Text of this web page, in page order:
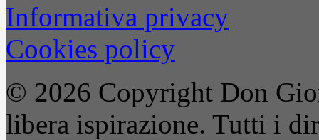
Informativa privacy
Cookies policy
© 2026 Copyright Don
libera ispirazione. Tutti i